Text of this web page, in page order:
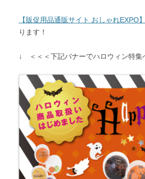
【販促用品通販サイト おしゃれEXPO】
ります！
↓ ＜＜＜下記バナーでハロウィン特集